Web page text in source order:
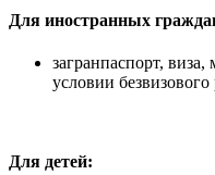
Для иностранных
загранпаспорт,
условии
Для детей: